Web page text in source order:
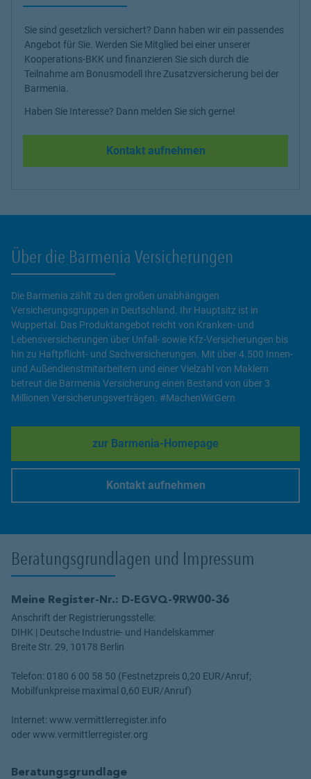
Sie sind gesetzlich versichert? Dann haben wir ein passendes
Angebot für Sie. Werden Sie Mitglied bei einer unserer
Kooperations-BKK und finanzieren Sie sich durch die
Teilnahme am Bonusmodell Ihre Zusatzversicherung bei der
Barmenia.
Haben Sie Interesse? Dann melden Sie sich gerne!
Kontakt aufnehmen
Über die Barmenia Versicherungen
Die Barmenia zählt zu den großen unabhängigen
Versicherungsgruppen in Deutschland. Ihr Hauptsitz ist in
Wuppertal. Das Produktangebot reicht von Kranken- und
Lebensversicherungen über Unfall- sowie Kfz-Versicherungen bis
hin zu Haftpflicht- und Sachversicherungen. Mit über 4.500 Innen-
und Außendienstmitarbeitern und einer Vielzahl von Maklern
betreut die Barmenia Versicherung einen Bestand von über 3
Millionen Versicherungsverträgen. #MachenWirGern
zur Barmenia-Homepage
Link Opens in New Tab
Kontakt aufnehmen
Beratungsgrundlagen und Impressum
Meine Register-Nr.: D-EGVQ-9RW00-36
Anschrift der Registrierungsstelle:
DIHK | Deutsche Industrie- und Handelskammer
Breite Str. 29, 10178 Berlin
Telefon: 0180 6 00 58 50 (Festnetzpreis 0,20 EUR/Anruf;
Mobilfunkpreise maximal 0,60 EUR/Anruf)
Internet: www.vermittlerregister.info
oder www.vermittlerregister.org
Beratungsgrundlage